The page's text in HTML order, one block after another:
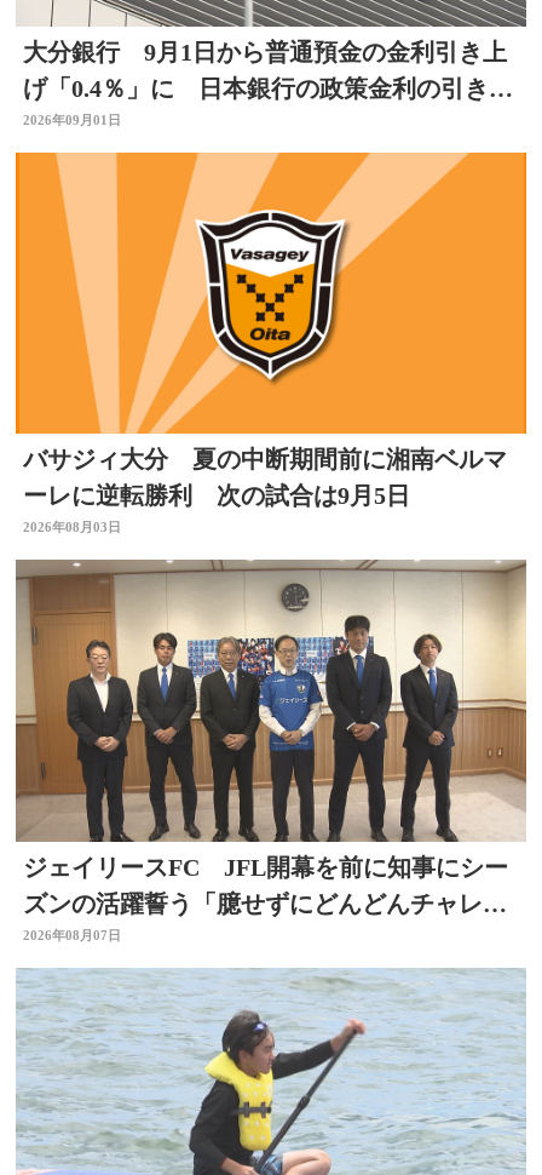
大分銀行 9月1日から普通預金の金利引き上
げ「0.4％」に 日本銀行の政策金利の引き上
げを受け
2026年09月01日
バサジィ大分 夏の中断期間前に湘南ベルマ
ーレに逆転勝利 次の試合は9月5日
2026年08月03日
ジェイリースFC JFL開幕を前に知事にシー
ズンの活躍誓う「臆せずにどんどんチャレン
ジする」大分
2026年08月07日